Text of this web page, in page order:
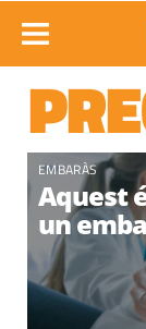
EMBARÀS
Aquest
un